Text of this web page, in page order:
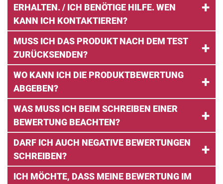
ERHALTEN. / ICH BENÖTIGE HILFE. WEN
KANN ICH KONTAKTIEREN?
MUSS ICH DAS PRODUKT NACH DEM TEST
ZURÜCKSENDEN?
WO KANN ICH DIE PRODUKTBEWERTUNG
ABGEBEN?
WAS MUSS ICH BEIM SCHREIBEN EINER
BEWERTUNG BEACHTEN?
DARF ICH AUCH NEGATIVE BEWERTUNGEN
SCHREIBEN?
ICH MÖCHTE, DASS MEINE BEWERTUNG IM